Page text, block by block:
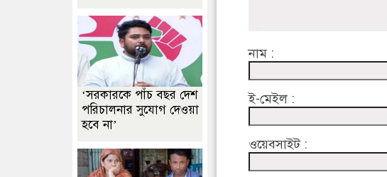
নাম :
ই-মেইল :
ওয়েবসাইট :
‘সরকারকে পাঁচ বছর দেশ
পরিচালনার সুযোগ দেওয়া
হবে না’